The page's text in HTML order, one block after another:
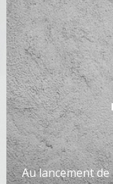
Au lancement